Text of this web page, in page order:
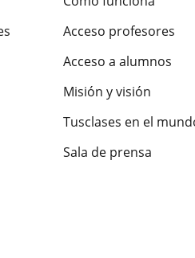
Acceso profesores
Acceso a alumnos
Misión y visión
Tusclases en el
Sala de prensa